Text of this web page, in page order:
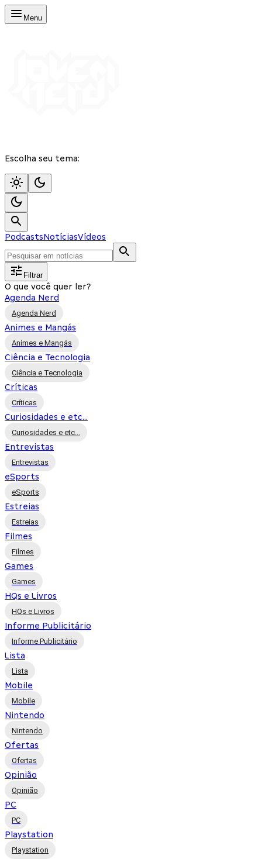
Menu
Escolha seu tema:
PodcastsNotíciasVídeos
Filtrar
O que você quer ler?
Agenda Nerd
Agenda Nerd
Animes e Mangás
Animes e Mangás
Ciência e Tecnologia
Ciência e Tecnologia
Críticas
Críticas
Curiosidades e etc...
Curiosidades e etc...
Entrevistas
Entrevistas
eSports
eSports
Estreias
Estreias
Filmes
Filmes
Games
Games
HQs e Livros
HQs e Livros
Informe Publicitário
Informe Publicitário
Lista
Lista
Mobile
Mobile
Nintendo
Nintendo
Ofertas
Ofertas
Opinião
Opinião
PC
PC
Playstation
Playstation